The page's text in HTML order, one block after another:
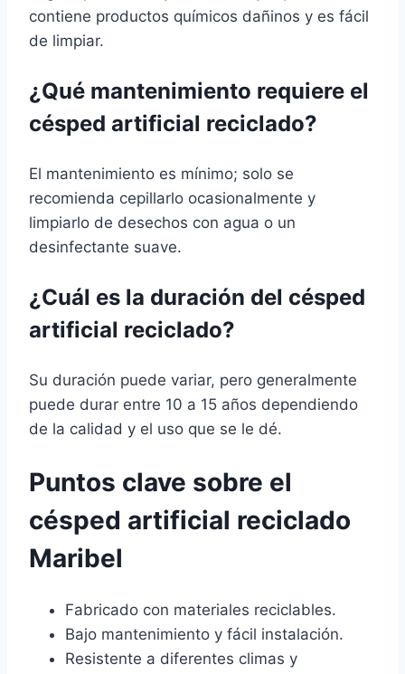
contiene productos químicos dañinos y es fácil
de limpiar.
¿Qué mantenimiento requiere el
césped artificial reciclado?
El mantenimiento es mínimo; solo se
recomienda cepillarlo ocasionalmente y
limpiarlo de desechos con agua o un
desinfectante suave.
¿Cuál es la duración del césped
artificial reciclado?
Su duración puede variar, pero generalmente
puede durar entre 10 a 15 años dependiendo
de la calidad y el uso que se le dé.
Puntos clave sobre el
césped artificial reciclado
Maribel
Fabricado con materiales reciclables.
Bajo mantenimiento y fácil instalación.
Resistente a diferentes climas y